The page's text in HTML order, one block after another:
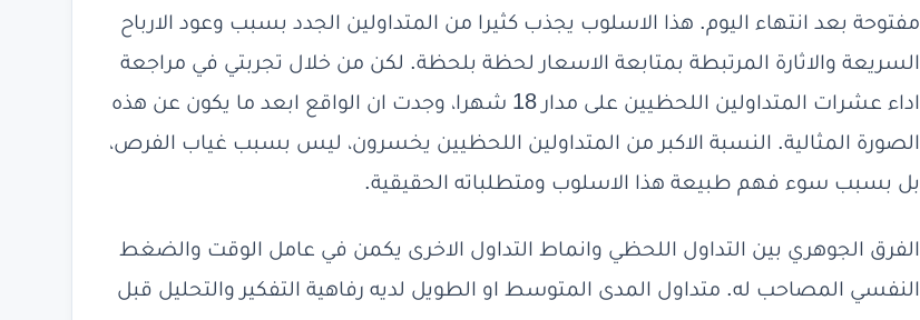
مفتوحة بعد انتهاء اليوم. هذا الاسلوب يجذب كثيرا من المتداولين الجدد بسبب وعود الارباح
السريعة والاثارة المرتبطة بمتابعة الاسعار لحظة بلحظة. لكن من خلال تجربتي في مراجعة
اداء عشرات المتداولين اللحظيين على مدار 18 شهرا، وجدت ان الواقع ابعد ما يكون عن هذه
الصورة المثالية. النسبة الاكبر من المتداولين اللحظيين يخسرون، ليس بسبب غياب الفرص،
بل بسبب سوء فهم طبيعة هذا الاسلوب ومتطلباته الحقيقية.
الفرق الجوهري بين التداول اللحظي وانماط التداول الاخرى يكمن في عامل الوقت والضغط
النفسي المصاحب له. متداول المدى المتوسط او الطويل لديه رفاهية التفكير والتحليل قبل